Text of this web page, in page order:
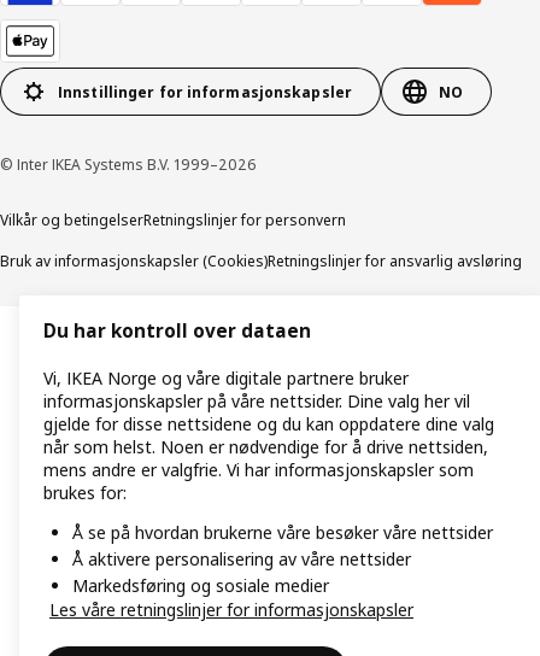
Innstillinger for informasjonskapsler NO
© Inter IKEA Systems B.V. 1999–2026
Vilkår og betingelserRetningslinjer for personvern
Bruk av informasjonskapsler (Cookies)Retningslinjer for ansvarlig avsløring
Du har kontroll over dataen
Vi, IKEA Norge og våre digitale partnere bruker
informasjonskapsler på våre nettsider. Dine valg her vil
gjelde for disse nettsidene og du kan oppdatere dine valg
når som helst. Noen er nødvendige for å drive nettsiden,
mens andre er valgfrie. Vi har informasjonskapsler som
brukes for:
Å se på hvordan brukerne våre besøker våre nettsider
Å aktivere personalisering av våre nettsider
Markedsføring og sosiale medier
Les våre retningslinjer for informasjonskapsler